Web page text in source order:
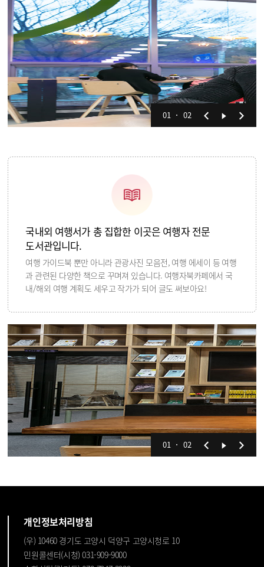
01 02
국내외 여행서가 총 집합한 이곳은 여행자 전문
도서관입니다.
여행 가이드북 뿐만 아니라 관광사진 모음전, 여행 에세이 등 여행
과 관련된 다양한 책으로 꾸며져 있습니다. 여행자북카페에서 국
내/해외 여행 계획도 세우고 작가가 되어 글도 써보아요!
01 02
개인정보처리방침
(우) 10460 경기도 고양시 덕양구 고양시청로 10
민원콜센터(시청) 031-909-9000